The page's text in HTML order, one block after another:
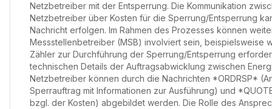
Netzbetreiber mit der Entsperrung. Die Kommunikation
Netzbetreiber über Kosten für die Sperrung/Entsperrung
Nachricht erfolgen. Im Rahmen des Prozesses können
Messstellenbetreiber (MSB) involviert sein, beispielsweise
Zähler zur Durchführung der Sperrung/Entsperrung
technischen Details der Auftragsabwicklung zwischen
Netzbetreiber können durch die Nachrichten *ORDRSP*
Sperrauftrag mit Informationen zur Ausführung) und
bzgl. der Kosten) abgebildet werden. Die Rolle des